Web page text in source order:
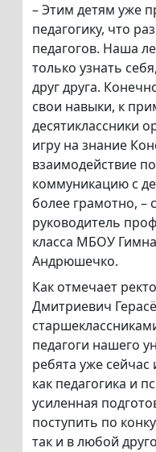
– Этим детям уже
педагогику, что
педагогов. Наша
только узнать
друг друга.
свои навыки, к
десятиклассники
игру на знание
взаимодействие
коммуникацию с
более грамотно, –
руководитель
класса МБОУ
Андрюшечко.
Как отмечает
Дмитриевич
педагоги нашего
ребята уже
как педагогика и
усиленная
поступить по
так и в любой